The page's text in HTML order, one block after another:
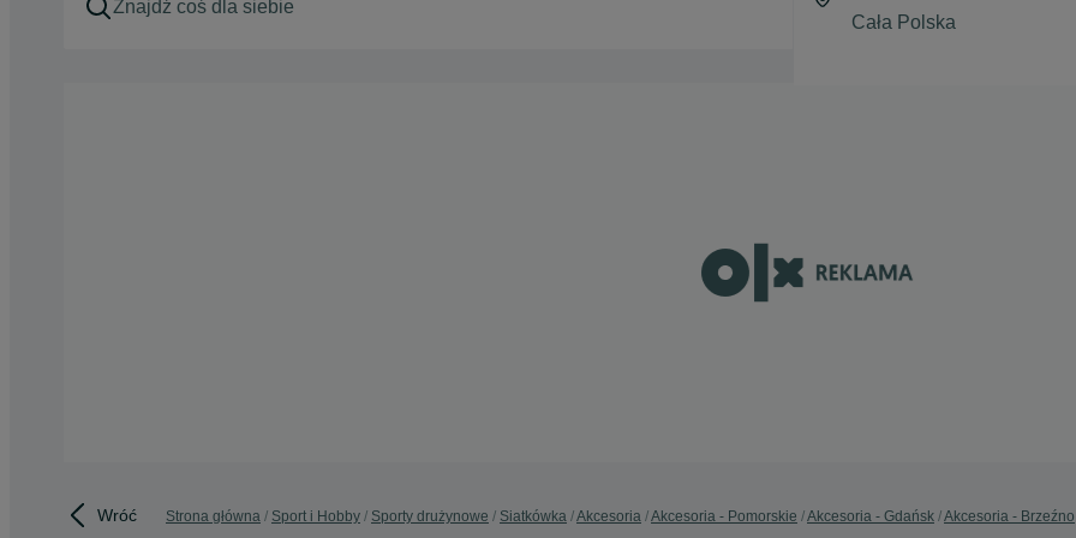
Wróć Strona główna Sport i Hobby Sporty drużynowe Siatkówka Akcesoria Akcesoria - Pomorskie Akcesoria - Gdańsk Akcesoria - Brzeźno